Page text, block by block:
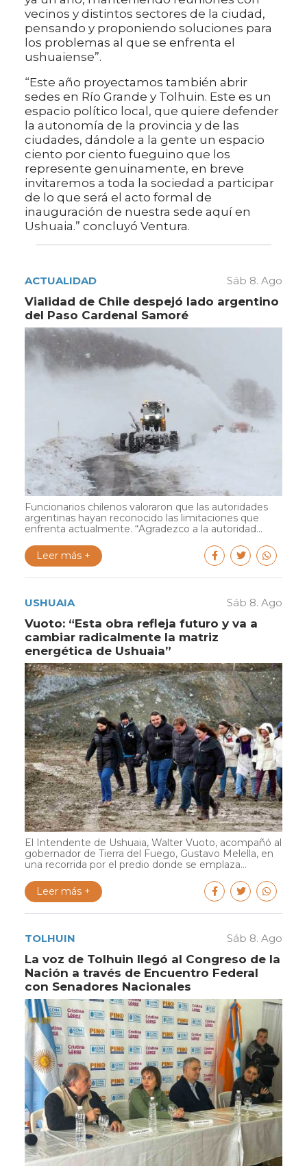
vecinos y distintos sectores de la ciudad,
pensando y proponiendo soluciones para
los problemas al que se enfrenta el
ushuaiense”.
“Este año proyectamos también abrir
sedes en Río Grande y Tolhuin. Este es un
espacio político local, que quiere defender
la autonomía de la provincia y de las
ciudades, dándole a la gente un espacio
ciento por ciento fueguino que los
represente genuinamente, en breve
invitaremos a toda la sociedad a participar
de lo que será el acto formal de
inauguración de nuestra sede aquí en
Ushuaia.” concluyó Ventura.
ACTUALIDAD Sáb 8. Ago
Vialidad de Chile despejó lado argentino
del Paso Cardenal Samoré
Funcionarios chilenos valoraron que las autoridades
argentinas hayan reconocido las limitaciones que
enfrenta actualmente. “Agradezco a la autoridad...
Leer más +
USHUAIA Sáb 8. Ago
Vuoto: “Esta obra refleja futuro y va a
cambiar radicalmente la matriz
energética de Ushuaia”
El Intendente de Ushuaia, Walter Vuoto, acompañó al
gobernador de Tierra del Fuego, Gustavo Melella, en
una recorrida por el predio donde se emplaza...
Leer más +
TOLHUIN Sáb 8. Ago
La voz de Tolhuin llegó al Congreso de la
Nación a través de Encuentro Federal
con Senadores Nacionales